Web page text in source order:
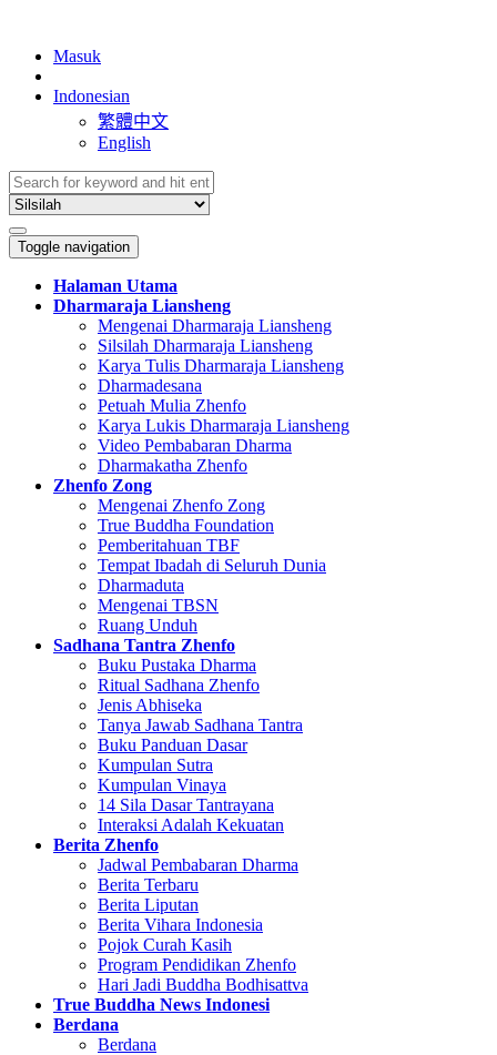
Masuk
Indonesian
繁體中文
English
Toggle navigation
Halaman Utama
Dharmaraja Liansheng
Mengenai Dharmaraja Liansheng
Silsilah Dharmaraja Liansheng
Karya Tulis Dharmaraja Liansheng
Dharmadesana
Petuah Mulia Zhenfo
Karya Lukis Dharmaraja Liansheng
Video Pembabaran Dharma
Dharmakatha Zhenfo
Zhenfo Zong
Mengenai Zhenfo Zong
True Buddha Foundation
Pemberitahuan TBF
Tempat Ibadah di Seluruh Dunia
Dharmaduta
Mengenai TBSN
Ruang Unduh
Sadhana Tantra Zhenfo
Buku Pustaka Dharma
Ritual Sadhana Zhenfo
Jenis Abhiseka
Tanya Jawab Sadhana Tantra
Buku Panduan Dasar
Kumpulan Sutra
Kumpulan Vinaya
14 Sila Dasar Tantrayana
Interaksi Adalah Kekuatan
Berita Zhenfo
Jadwal Pembabaran Dharma
Berita Terbaru
Berita Liputan
Berita Vihara Indonesia
Pojok Curah Kasih
Program Pendidikan Zhenfo
Hari Jadi Buddha Bodhisattva
True Buddha News Indonesi
Berdana
Berdana